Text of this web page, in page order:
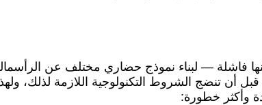
فاشلة — لبناء نموذج حضاري مختلف عن
أن تنضج الشروط التكنولوجية اللازمة لذلك،
وأكثر خطورة: